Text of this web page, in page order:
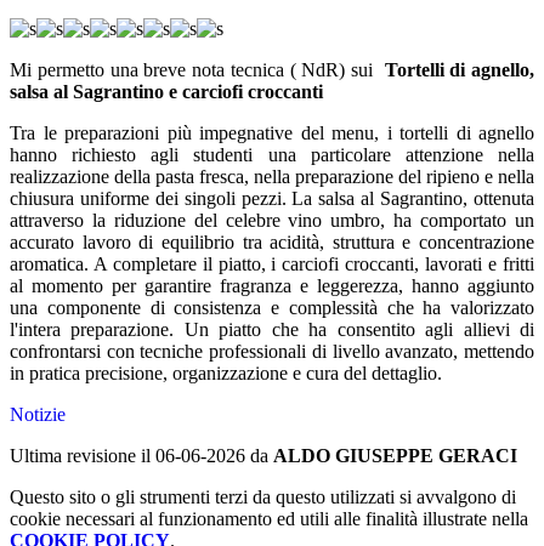
Mi permetto una breve nota tecnica ( NdR) sui Tortelli di agnello,
salsa al Sagrantino e carciofi croccanti
Tra le preparazioni più impegnative del menu, i tortelli di agnello
hanno richiesto agli studenti una particolare attenzione nella
realizzazione della pasta fresca, nella preparazione del ripieno e nella
chiusura uniforme dei singoli pezzi. La salsa al Sagrantino, ottenuta
attraverso la riduzione del celebre vino umbro, ha comportato un
accurato lavoro di equilibrio tra acidità, struttura e concentrazione
aromatica. A completare il piatto, i carciofi croccanti, lavorati e fritti
al momento per garantire fragranza e leggerezza, hanno aggiunto
una componente di consistenza e complessità che ha valorizzato
l'intera preparazione. Un piatto che ha consentito agli allievi di
confrontarsi con tecniche professionali di livello avanzato, mettendo
in pratica precisione, organizzazione e cura del dettaglio.
Notizie
Ultima revisione il 06-06-2026 da ALDO GIUSEPPE GERACI
Questo sito o gli strumenti terzi da questo utilizzati si avvalgono di
cookie necessari al funzionamento ed utili alle finalità illustrate nella
COOKIE POLICY.